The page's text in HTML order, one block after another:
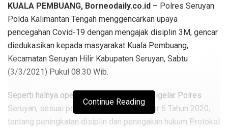
KUALA PEMBUANG, Borneodaily.co.id – Polres Seruyan
Polda Kalimantan Tengah menggencarkan upaya
pencegahan Covid-19 dengan mengajak disiplin 3M, gencar
diedukasikan kepada masyarakat Kuala Pembuang,
Kecamatan Seruyan Hilir Kabupaten Seruyan, Sabtu
(3/3/2021) Pukul 08.30 Wib.
Seperti halnya operasi yustisi yang rutin digelar Polres
Seruyan, sesuai penegakkan Inpres Nomor 6 Tahun 2020,
tentang peningkatan disiplin dan penegakan hukum Protokol
Continue Reading